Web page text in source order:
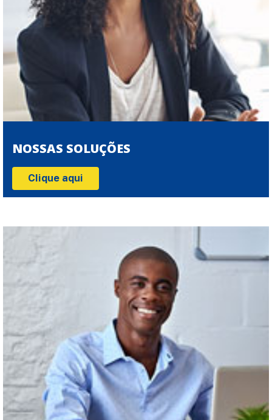
NOSSAS SOLUÇÕES
Clique aqui